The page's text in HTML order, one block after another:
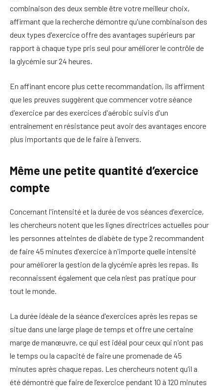
combinaison des deux semble être votre meilleur choix,
affirmant que la recherche démontre qu'une combinaison des
deux types d'exercice offre des avantages supérieurs par
rapport à chaque type pris seul pour améliorer le contrôle de
la glycémie sur 24 heures.
En affinant encore plus cette recommandation, ils affirment
que les preuves suggèrent que commencer votre séance
d'exercice par des exercices d'aérobic suivis d'un
entraînement en résistance peut avoir des avantages encore
plus importants que de le faire à l'envers.
Même une petite quantité d’exercice
compte
Concernant l'intensité et la durée de vos séances d'exercice,
les chercheurs notent que les lignes directrices actuelles pour
les personnes atteintes de diabète de type 2 recommandent
de faire 45 minutes d'exercice à n'importe quelle intensité
pour améliorer la gestion de la glycémie après les repas. Ils
reconnaissent également que cela n’est pas pratique pour
tout le monde.
La durée idéale de la séance d'exercices après les repas se
situe dans une large plage de temps et offre une certaine
marge de manœuvre, ce qui est idéal pour ceux qui n'ont pas
le temps ou la capacité de faire une promenade de 45
minutes après chaque repas. Les chercheurs notent qu’il a
été démontré que faire de l’exercice pendant 10 à 120 minutes